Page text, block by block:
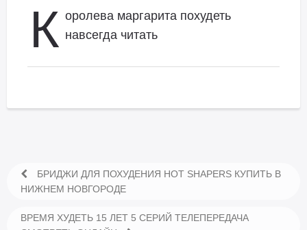
К оролева маргарита похудеть
навсегда читать
БРИДЖИ ДЛЯ ПОХУДЕНИЯ HOT SHAPERS КУПИТЬ В
НИЖНЕМ НОВГОРОДЕ
ВРЕМЯ ХУДЕТЬ 15 ЛЕТ 5 СЕРИЙ ТЕЛЕПЕРЕДАЧА